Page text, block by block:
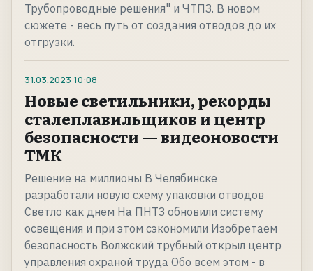
Трубопроводные решения" и ЧТПЗ. В новом
сюжете - весь путь от создания отводов до их
отгрузки.
31.03.2023 10:08
Новые светильники, рекорды
сталеплавильщиков и центр
безопасности — видеоновости
ТМК
Решение на миллионы В Челябинске
разработали новую схему упаковки отводов
Светло как днем На ПНТЗ обновили систему
освещения и при этом сэкономили Изобретаем
безопасность Волжский трубный открыл центр
управления охраной труда Обо всем этом - в